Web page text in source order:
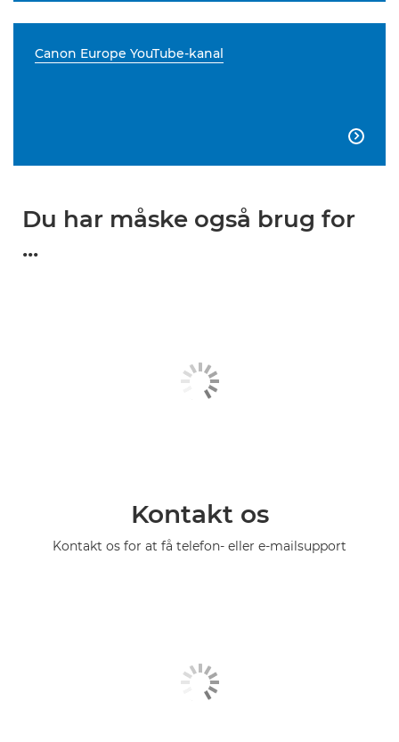
Canon Europe YouTube-kanal

Du har måske også brug for
...
Kontakt os
Kontakt os for at få telefon- eller e-mailsupport